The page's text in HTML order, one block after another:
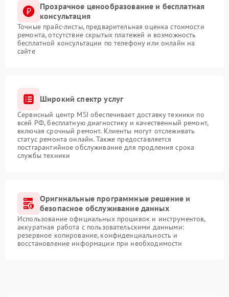
Прозрачное ценообразование и бесплатная
консультация
Точные прайс-листы, предварительная оценка стоимости
ремонта, отсутствие скрытых платежей и возможность
бесплатной консультации по телефону или онлайн на
сайте
Широкий спектр услуг
Сервисный центр MSI обеспечивает доставку техники по
всей РФ, бесплатную диагностику и качественный ремонт,
включая срочный ремонт. Клиенты могут отслеживать
статус ремонта онлайн. Также предоставляется
постгарантийное обслуживание для продления срока
службы техники
Оригинальные программные решение и
безопасное обслуживание данных
Использование официальных прошивок и инструментов,
аккуратная работа с пользовательскими данными:
резервное копирование, конфиденциальность и
восстановление информации при необходимости